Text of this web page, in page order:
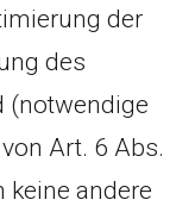
der
des
(notwendige
Art. 6 Abs.
keine andere